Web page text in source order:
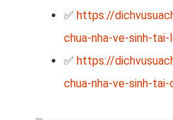
✅ https://
chua-nha-ve-sinh-
✅ https://
chua-nha-ve-sinh-tai-